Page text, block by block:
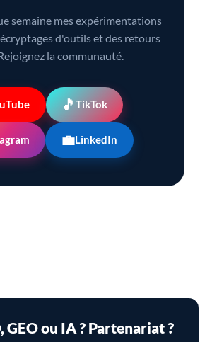
semaine mes expérimentations
d'outils et des retours
la communauté.
🎵 TikTok
💼LinkedIn
GEO ou IA ? Partenariat ?